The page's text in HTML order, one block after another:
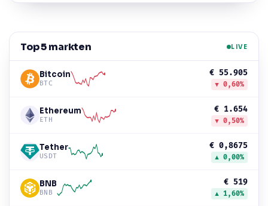
Top 5 markten LIVE
Bitcoin
BTC
€ 55.905
▼ 0,60%
Ethereum
ETH
€ 1.654
▼ 0,50%
Tether
USDT
€ 0,8675
▲ 0,00%
BNB
BNB
€ 519
▲ 1,60%